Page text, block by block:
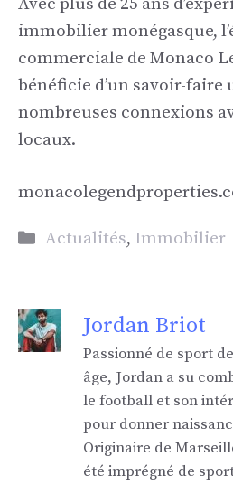
immobilier monégasque,
commerciale de Monaco
bénéficie d’un savoir-faire
nombreuses connexions
locaux.
Catégories
Actualités, Immobilier
Jordan Briot
Passionné de sport
âge, Jordan a su
le football et son
pour donner
Originaire de
été imprégné de